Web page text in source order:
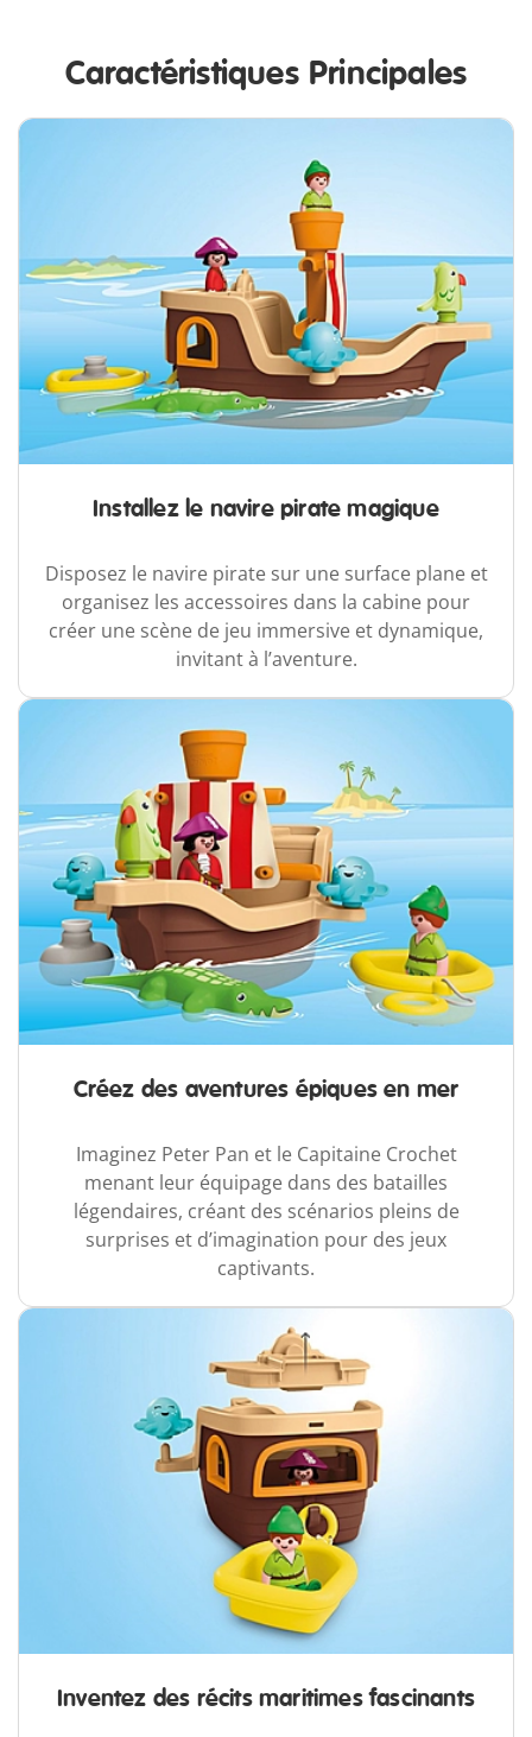
Caractéristiques Principales
Installez le navire pirate magique
Disposez le navire pirate sur une surface plane et
organisez les accessoires dans la cabine pour
créer une scène de jeu immersive et dynamique,
invitant à l’aventure.
Créez des aventures épiques en mer
Imaginez Peter Pan et le Capitaine Crochet
menant leur équipage dans des batailles
légendaires, créant des scénarios pleins de
surprises et d’imagination pour des jeux
captivants.
Inventez des récits maritimes fascinants